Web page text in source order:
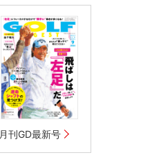
月刊GD最新号